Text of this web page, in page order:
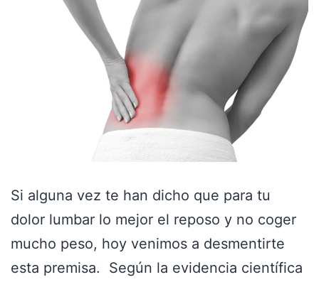
Si alguna vez te han dicho que para tu
dolor lumbar lo mejor el reposo y no coger
mucho peso, hoy venimos a desmentirte
esta premisa. Según la evidencia científica